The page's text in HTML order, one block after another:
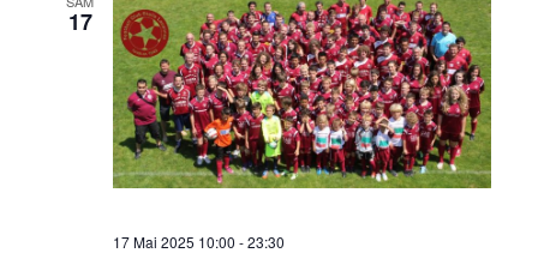
17
17 Mai 2025 10:00 -23:30